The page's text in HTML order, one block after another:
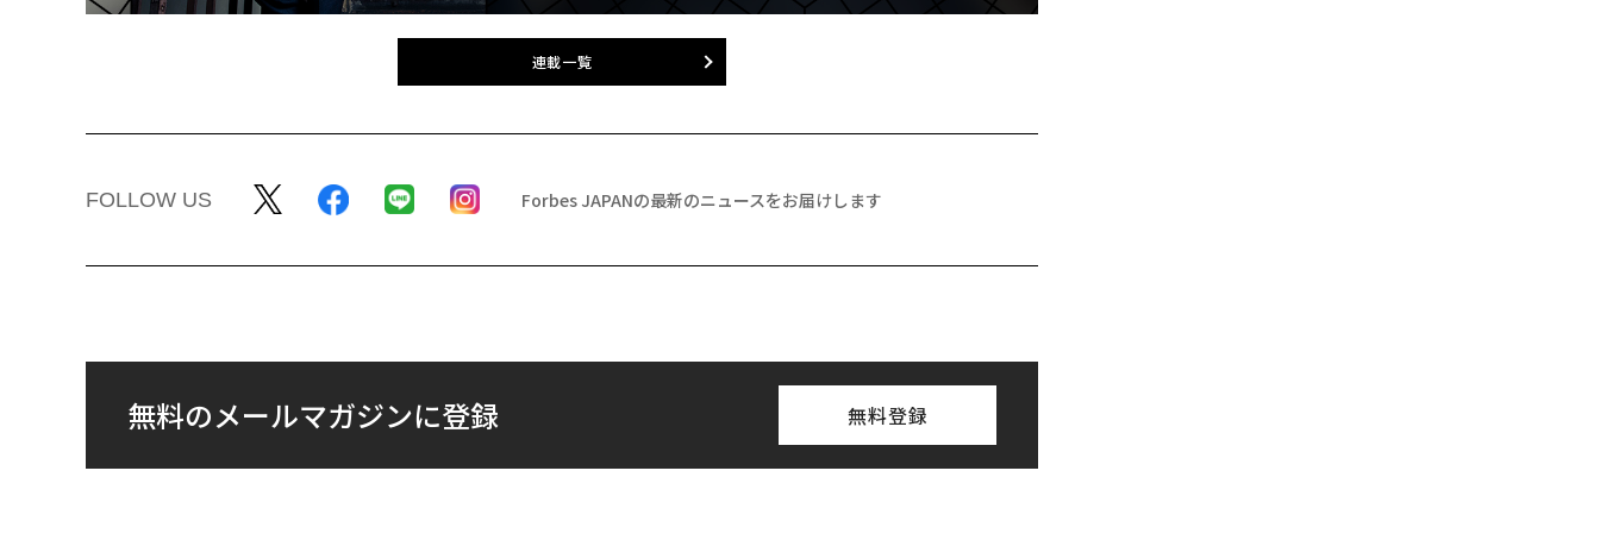
連載一覧
FOLLOW US Forbes JAPANの最新のニュースをお届けします
無料のメールマガジンに登録 無料登録